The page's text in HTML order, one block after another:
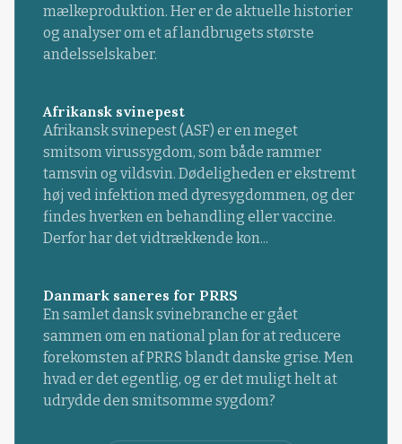
mælkeproduktion. Her er de aktuelle historier
og analyser om et af landbrugets største
andelsselskaber.
Afrikansk svinepest
Afrikansk svinepest (ASF) er en meget
smitsom virussygdom, som både rammer
tamsvin og vildsvin. Dødeligheden er ekstremt
høj ved infektion med dyresygdommen, og der
findes hverken en behandling eller vaccine.
Derfor har det vidtrækkende kon...
Danmark saneres for PRRS
En samlet dansk svinebranche er gået
sammen om en national plan for at reducere
forekomsten af PRRS blandt danske grise. Men
hvad er det egentlig, og er det muligt helt at
udrydde den smitsomme sygdom?